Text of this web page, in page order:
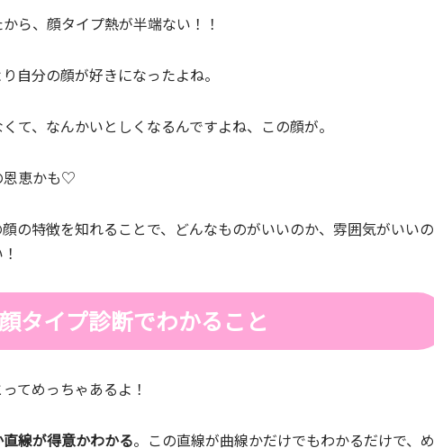
ら、顔タイプ熱が半端ない！！
自分の顔が好きになったよね。
て、なんかいとしくなるんですよね、この顔が。
恩恵かも♡
の特徴を知れることで、どんなものがいいのか、雰囲気がいいの
タイプ診断でわかること
てめっちゃあるよ！
線が得意かわかる。この直線が曲線かだけでもわかるだけで、め